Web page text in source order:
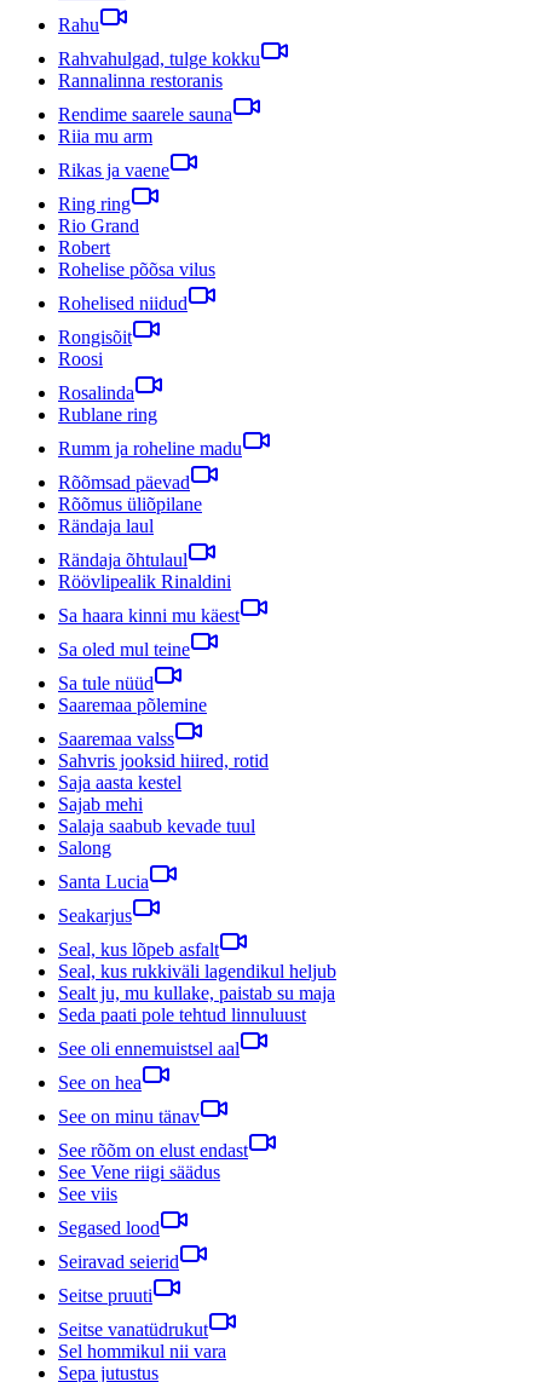
Rahu
Rahvahulgad, tulge kokku
Rannalinna restoranis
Rendime saarele sauna
Riia mu arm
Rikas ja vaene
Ring ring
Rio Grand
Robert
Rohelise põõsa vilus
Rohelised niidud
Rongisõit
Roosi
Rosalinda
Rublane ring
Rumm ja roheline madu
Rõõmsad päevad
Rõõmus üliõpilane
Rändaja laul
Rändaja õhtulaul
Röövlipealik Rinaldini
Sa haara kinni mu käest
Sa oled mul teine
Sa tule nüüd
Saaremaa põlemine
Saaremaa valss
Sahvris jooksid hiired, rotid
Saja aasta kestel
Sajab mehi
Salaja saabub kevade tuul
Salong
Santa Lucia
Seakarjus
Seal, kus lõpeb asfalt
Seal, kus rukkiväli lagendikul heljub
Sealt ju, mu kullake, paistab su maja
Seda paati pole tehtud linnuluust
See oli ennemuistsel aal
See on hea
See on minu tänav
See rõõm on elust endast
See Vene riigi säädus
See viis
Segased lood
Seiravad seierid
Seitse pruuti
Seitse vanatüdrukut
Sel hommikul nii vara
Sepa jutustus